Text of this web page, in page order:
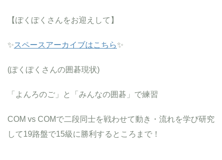
【ぽくぽくさんをお迎えして】
✨スペースアーカイブはこちら✨
(ぽくぽくさんの囲碁現状)
「よんろのご」と「みんなの囲碁」で練習
COM vs COMで二段同士を戦わせて動き・流れを学び研究
して19路盤で15級に勝利するところまで！